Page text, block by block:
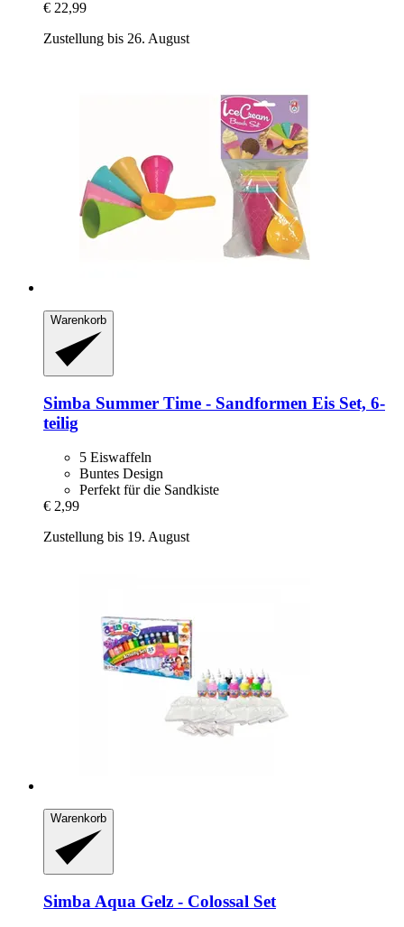
€ 22,99
Zustellung bis 26. August
Warenkorb
Simba Summer Time -​ Sandformen Eis Set, 6-​
teilig
5 Eiswaffeln
Buntes Design
Perfekt für die Sandkiste
€ 2,99
Zustellung bis 19. August
Warenkorb
Simba Aqua Gelz -​ Colossal Set